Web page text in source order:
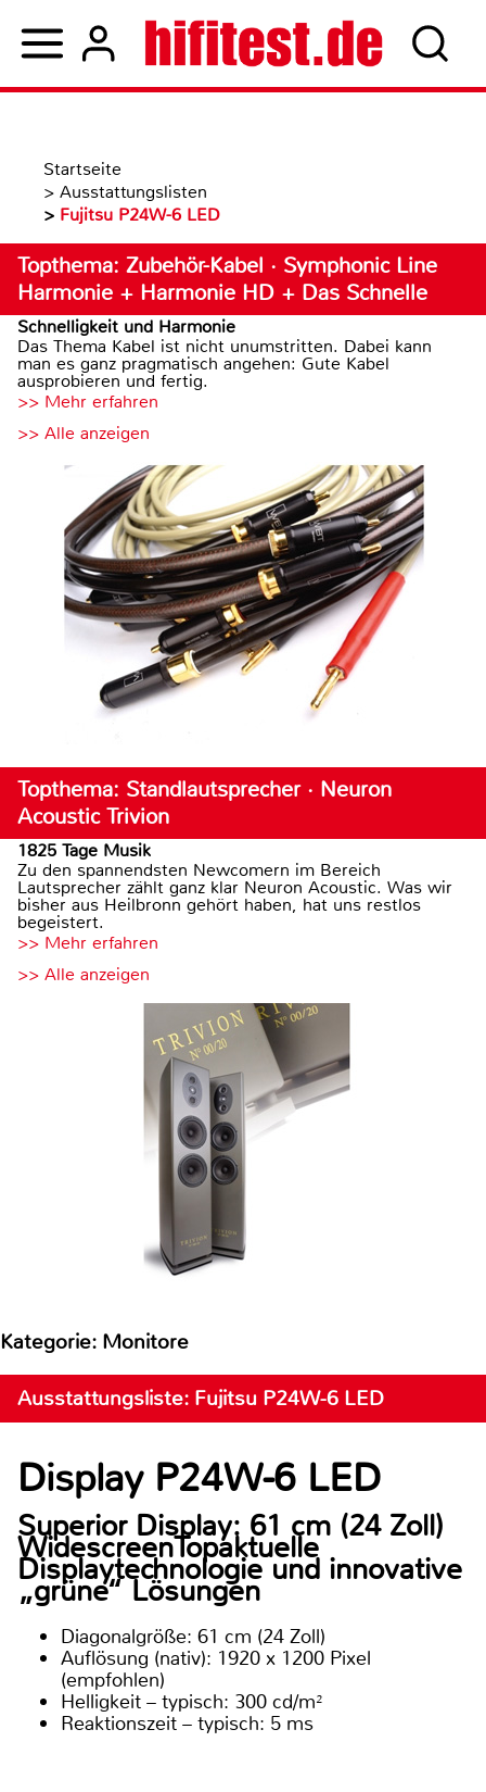
Startseite
> Ausstattungslisten
> Fujitsu P24W-6 LED
Topthema: Zubehör-Kabel · Symphonic Line
Harmonie + Harmonie HD + Das Schnelle
Schnelligkeit und Harmonie
Das Thema Kabel ist nicht unumstritten. Dabei kann
man es ganz pragmatisch angehen: Gute Kabel
ausprobieren und fertig.
>> Mehr erfahren
>> Alle anzeigen
Topthema: Standlautsprecher · Neuron
Acoustic Trivion
1825 Tage Musik
Zu den spannendsten Newcomern im Bereich
Lautsprecher zählt ganz klar Neuron Acoustic. Was wir
bisher aus Heilbronn gehört haben, hat uns restlos
begeistert.
>> Mehr erfahren
>> Alle anzeigen
Kategorie: Monitore
Ausstattungsliste: Fujitsu P24W-6 LED
Display P24W-6 LED
Superior Display: 61 cm (24 Zoll)
WidescreenTopaktuelle
Displaytechnologie und innovative
„grüne“ Lösungen
Diagonalgröße: 61 cm (24 Zoll)
Auflösung (nativ): 1920 x 1200 Pixel
(empfohlen)
Helligkeit – typisch: 300 cd/m²
Reaktionszeit – typisch: 5 ms